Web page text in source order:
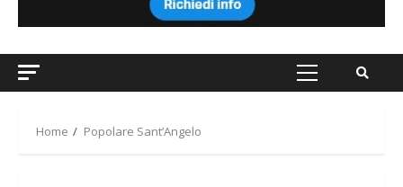
Primary
Home Popolare Sant’Angelo